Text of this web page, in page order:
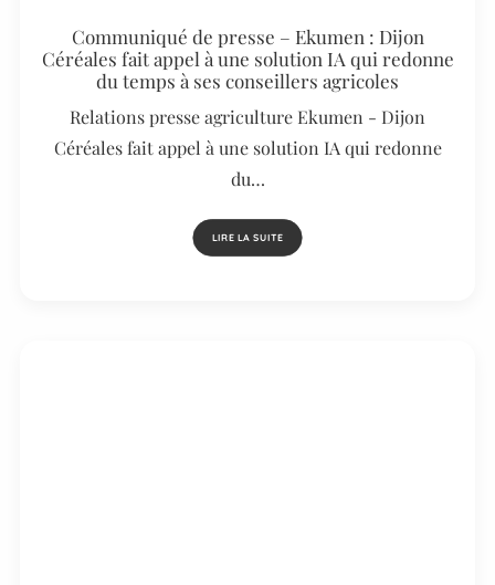
Communiqué de presse – Ekumen : Dijon
Céréales fait appel à une solution IA qui redonne
du temps à ses conseillers agricoles
Relations presse agriculture Ekumen - Dijon
Céréales fait appel à une solution IA qui redonne
du…
LIRE LA SUITE